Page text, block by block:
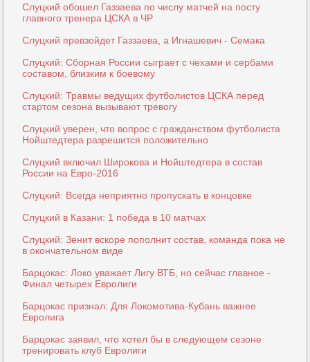
Слуцкий обошел Газзаева по числу матчей на посту
главного тренера ЦСКА в ЧР
Слуцкий превзойдет Газзаева, а Игнашевич - Семака
Слуцкий: Сборная России сыграет с чехами и сербами
составом, близким к боевому
Слуцкий: Травмы ведущих футболистов ЦСКА перед
стартом сезона вызывают тревогу
Слуцкий уверен, что вопрос с гражданством футболиста
Нойштедтера разрешится положительно
Слуцкий включил Широкова и Нойштедтера в состав
России на Евро-2016
Слуцкий: Всегда неприятно пропускать в концовке
Слуцкий в Казани: 1 победа в 10 матчах
Слуцкий: Зенит вскоре пополнит состав, команда пока не
в окончательном виде
Барцокас: Локо уважает Лигу ВТБ, но сейчас главное -
Финал четырех Евролиги
Барцокас признал: Для Локомотива-Кубань важнее
Евролига
Барцокас заявил, что хотел бы в следующем сезоне
тренировать клуб Евролиги